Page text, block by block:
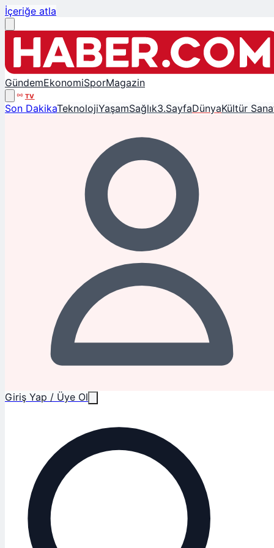
İçeriğe atla
GündemEkonomiSporMagazin
TV
Son DakikaTeknolojiYaşamSağlık3.SayfaDünyaKültür
Giriş Yap / Üye Ol